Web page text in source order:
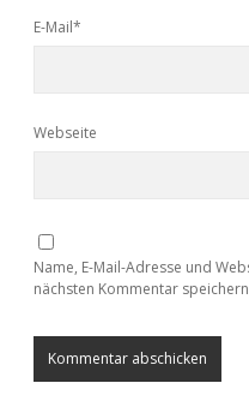
E-Mail*
Webseite
Name, E-Mail-Adresse und
nächsten Kommentar